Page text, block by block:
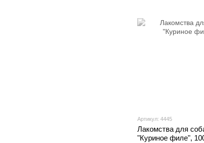
Артикул: 4445
Лакомства для
"Куриное филе",